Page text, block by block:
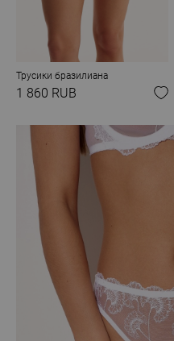
Трусики бразилиана
1 860 RUB